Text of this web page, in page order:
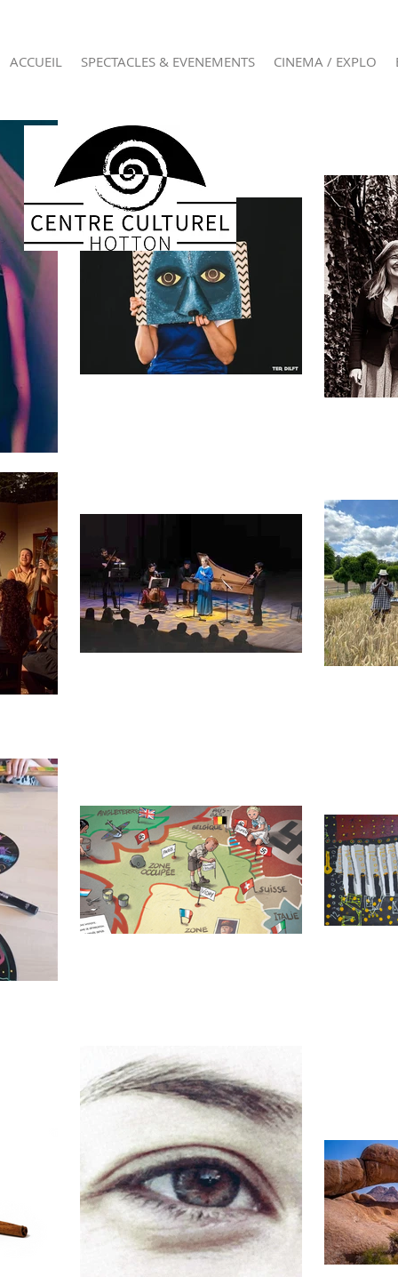
ACCUEIL SPECTACLES & EVENEMENTS CINEMA / EXPLO